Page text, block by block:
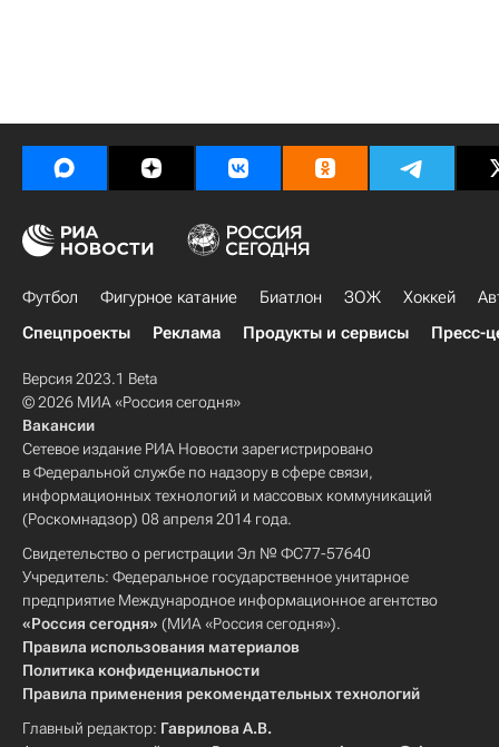
Футбол Фигурное катание Биатлон ЗОЖ Хоккей
Спецпроекты
Реклама Продукты и сервисы Пресс-
Версия 2023.1 Beta
© 2026 МИА «Россия сегодня»
Вакансии
Сетевое издание РИА Новости зарегистрировано
в Федеральной службе по надзору в сфере связи,
информационных технологий и массовых коммуникаций
(Роскомнадзор) 08 апреля 2014 года.
Свидетельство о регистрации Эл № ФС77-57640
Учредитель: Федеральное государственное унитарное
предприятие Международное информационное агентство
«Россия сегодня» (МИА «Россия сегодня»).
Правила использования материалов
Политика конфиденциальности
Правила применения рекомендательных технологий
Главный редактор: Гаврилова А.В.